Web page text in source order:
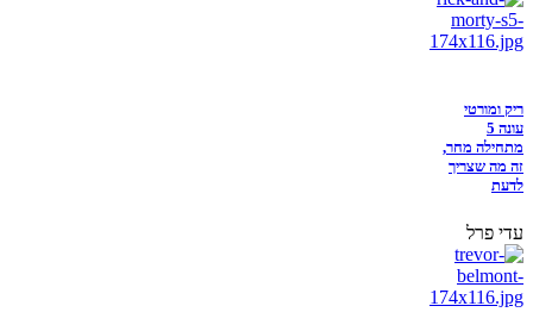
ריק ומורטי
עונה 5
מתחילה מחר,
זה מה שצריך
לדעת
עדי פרל